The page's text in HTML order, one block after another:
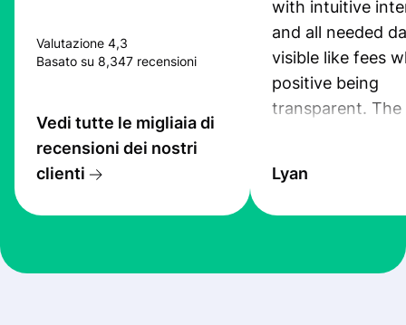
Valutazione 4,3
Basato su 8,347 recensioni
Vedi tutte le migliaia di
recensioni dei nostri
clienti
with intuitive
and all needed
visible like fees
positive being
transparent. The
the exchange
at Profee is very
Lyan